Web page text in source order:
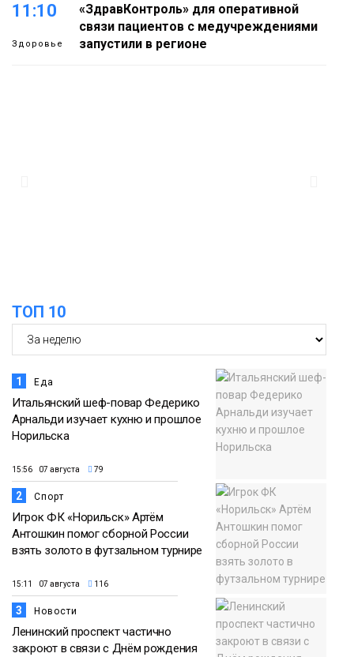
11:10
Здоровье
«ЗдравКонтроль» для оперативной
связи пациентов с медучреждениями
запустили в регионе
ТОП 10
1 Еда
Итальянский шеф-повар Федерико
Арнальди изучает кухню и прошлое
Норильска
15:56 07 августа 79
2 Спорт
Игрок ФК «Норильск» Артём
Антошкин помог сборной России
взять золото в футзальном турнире
15:11 07 августа 116
3 Новости
Ленинский проспект частично
закроют в связи с Днём рождения